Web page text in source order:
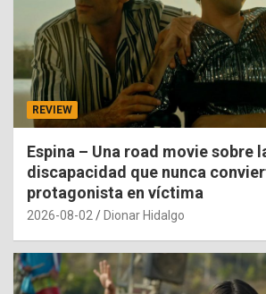
REVIEW
Espina – Una road movie sobre
discapacidad que nunca
protagonista en víctima
2026-08-02 Dionar Hidalgo